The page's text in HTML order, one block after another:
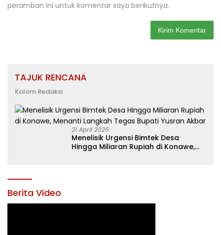
peramban ini untuk komentar saya berikutnya.
TAJUK RENCANA
Kolom Redaksi
21 April 2025
Menelisik Urgensi Bimtek Desa
Hingga Miliaran Rupiah di Konawe,
Berita Video